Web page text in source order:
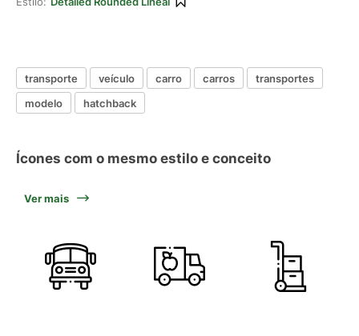
transporte veículo carro carros
transportes
modelo
hatchback
Ícones com o mesmo estilo e conceito
Ver mais